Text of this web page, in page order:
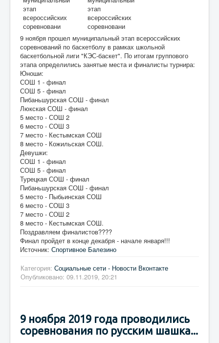
9 ноября прошел муниципальный этап всероссийских
соревнований по баскетболу в рамках школьной
баскетбольной лиги "КЭС-баскет". По итогам группового
этапа определились занятые места и финалисты турнира:
Юноши:
СОШ 1 - финал
СОШ 5 - финал
Пибаньшурская СОШ - финал
Люкская СОШ - финал
5 место - СОШ 2
6 место - СОШ 3
7 место - Кестымская СОШ
8 место - Кожильская СОШ.
Девушки:
СОШ 1 - финал
СОШ 5 - финал
Турецкая СОШ - финал
Пибаньшурская СОШ - финал
5 место - Пыбьинская СОШ
6 место - СОШ 3
7 место - СОШ 2
8 место - Кестымская СОШ.
Поздравляем финалистов????
Финал пройдет в конце декабря - начале января!!!
Источник: Спортивное Балезино
Категория: Социальные сети - Новости Вконтакте
Опубликовано: 09.11.2019, 20:21
9 ноября 2019 года проводились
соревнования по русским шашка...